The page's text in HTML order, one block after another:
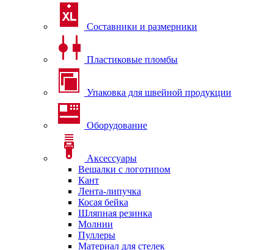
Составники и размерники
Пластиковые пломбы
Упаковка для швейной продукции
Оборудование
Аксессуары
Вешалки с логотипом
Кант
Лента-липучка
Косая бейка
Шляпная резинка
Молнии
Пуллеры
Материал для стелек